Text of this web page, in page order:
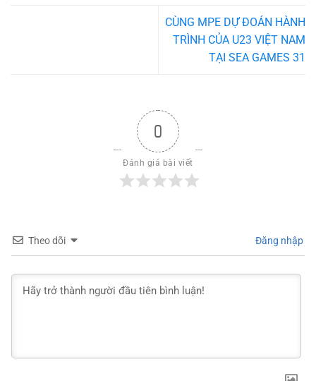
CÙNG MPE DỰ ĐOÁN HÀNH
TRÌNH CỦA U23 VIỆT NAM
TẠI SEA GAMES 31
0
Đánh giá bài viết
Theo dõi Đăng nhập